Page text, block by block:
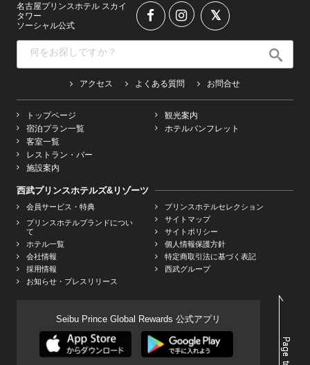
名古屋プリンスホテル スカイ
タワー
ソーシャル公式
アクセス よくある質問 お問合せ
トップページ
宿泊プラン一覧
客室一覧
レストラン・バー
施設案内
観光案内
ホテルパンフレット
西武プリンスホテルズ&リゾーツ
会員サービス・特典
プリンスホテルブランドについ
て
ホテル一覧
会社情報
採用情報
お知らせ・プレスリリース
プリンスホテルセレクション
サイトマップ
サイトポリシー
個人情報保護方針
特定商取引法に基づく表記
西武グループ
Seibu Prince Global Rewards 公式アプリ